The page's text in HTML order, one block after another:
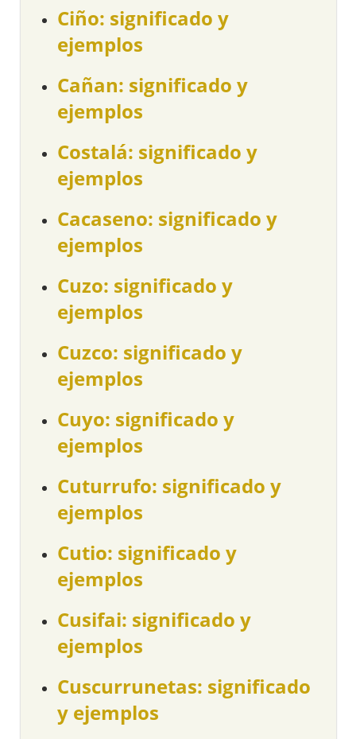
Ciño: significado y
ejemplos
Cañan: significado y
ejemplos
Costalá: significado y
ejemplos
Cacaseno: significado y
ejemplos
Cuzo: significado y
ejemplos
Cuzco: significado y
ejemplos
Cuyo: significado y
ejemplos
Cuturrufo: significado y
ejemplos
Cutio: significado y
ejemplos
Cusifai: significado y
ejemplos
Cuscurrunetas: significado
y ejemplos